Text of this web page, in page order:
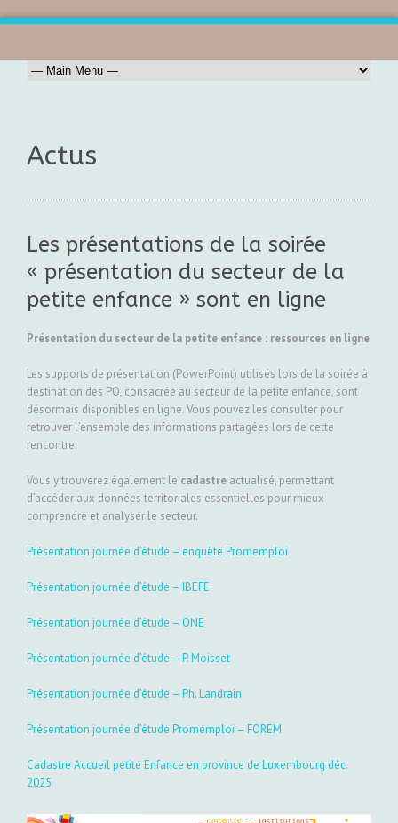
Actus
Les présentations de la soirée
« présentation du secteur de la
petite enfance » sont en ligne
Présentation du secteur de la petite enfance : ressources en ligne
Les supports de présentation (PowerPoint) utilisés lors de la soirée à
destination des PO, consacrée au secteur de la petite enfance, sont
désormais disponibles en ligne. Vous pouvez les consulter pour
retrouver l’ensemble des informations partagées lors de cette
rencontre.
Vous y trouverez également le cadastre actualisé, permettant
d’accéder aux données territoriales essentielles pour mieux
comprendre et analyser le secteur.
Présentation journée d’étude – enquête Promemploi
Présentation journée d’étude – IBEFE
Présentation journée d’étude – ONE
Présentation journée d’étude – P. Moisset
Présentation journée d’étude – Ph. Landrain
Présentation journée d’étude Promemploi – FOREM
Cadastre Accueil petite Enfance en province de Luxembourg déc.
2025